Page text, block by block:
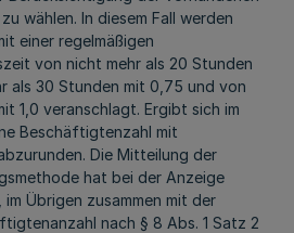
wählen. In diesem Fall werden
einer regelmäßigen
von nicht mehr als 20 Stunden
als 30 Stunden mit 0,75 und von
1,0 veranschlagt. Ergibt sich im
Beschäftigtenzahl mit
Die Mitteilung der
hat bei der Anzeige
im Übrigen zusammen mit der
nach § 8 Abs. 1 Satz 2